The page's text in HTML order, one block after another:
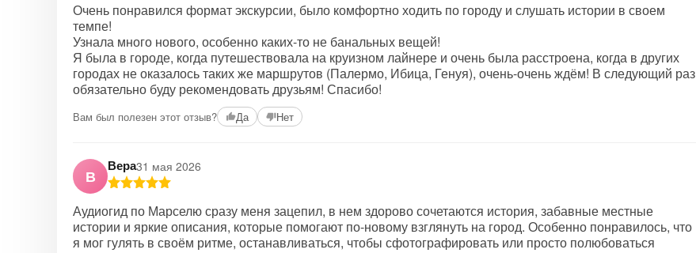
Очень понравился формат экскурсии, было комфортно ходить по городу и слушать истории в своем
темпе!
Узнала много нового, особенно каких-то не банальных вещей!
Я была в городе, когда путешествовала на круизном лайнере и очень была расстроена, когда в других
городах не оказалось таких же маршрутов (Палермо, Ибица, Генуя), очень-очень ждём! В следующий раз
обязательно буду рекомендовать друзьям! Спасибо!
Вам был полезен этот отзыв? Да Нет
В
Вера31 мая 2026
Аудиогид по Марселю сразу меня зацепил, в нем здорово сочетаются история, забавные местные
истории и яркие описания, которые помогают по-новому взглянуть на город. Особенно понравилось, что
я мог гулять в своём ритме, останавливаться, чтобы сфотографировать или просто полюбоваться